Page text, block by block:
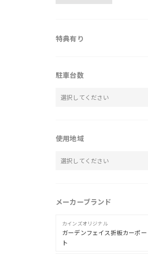
特典有り
駐車台数
選択してください
使用地域
選択してください
メーカーブランド
カインズオリジナル
ガーデンフェイス折板カーポー
ト